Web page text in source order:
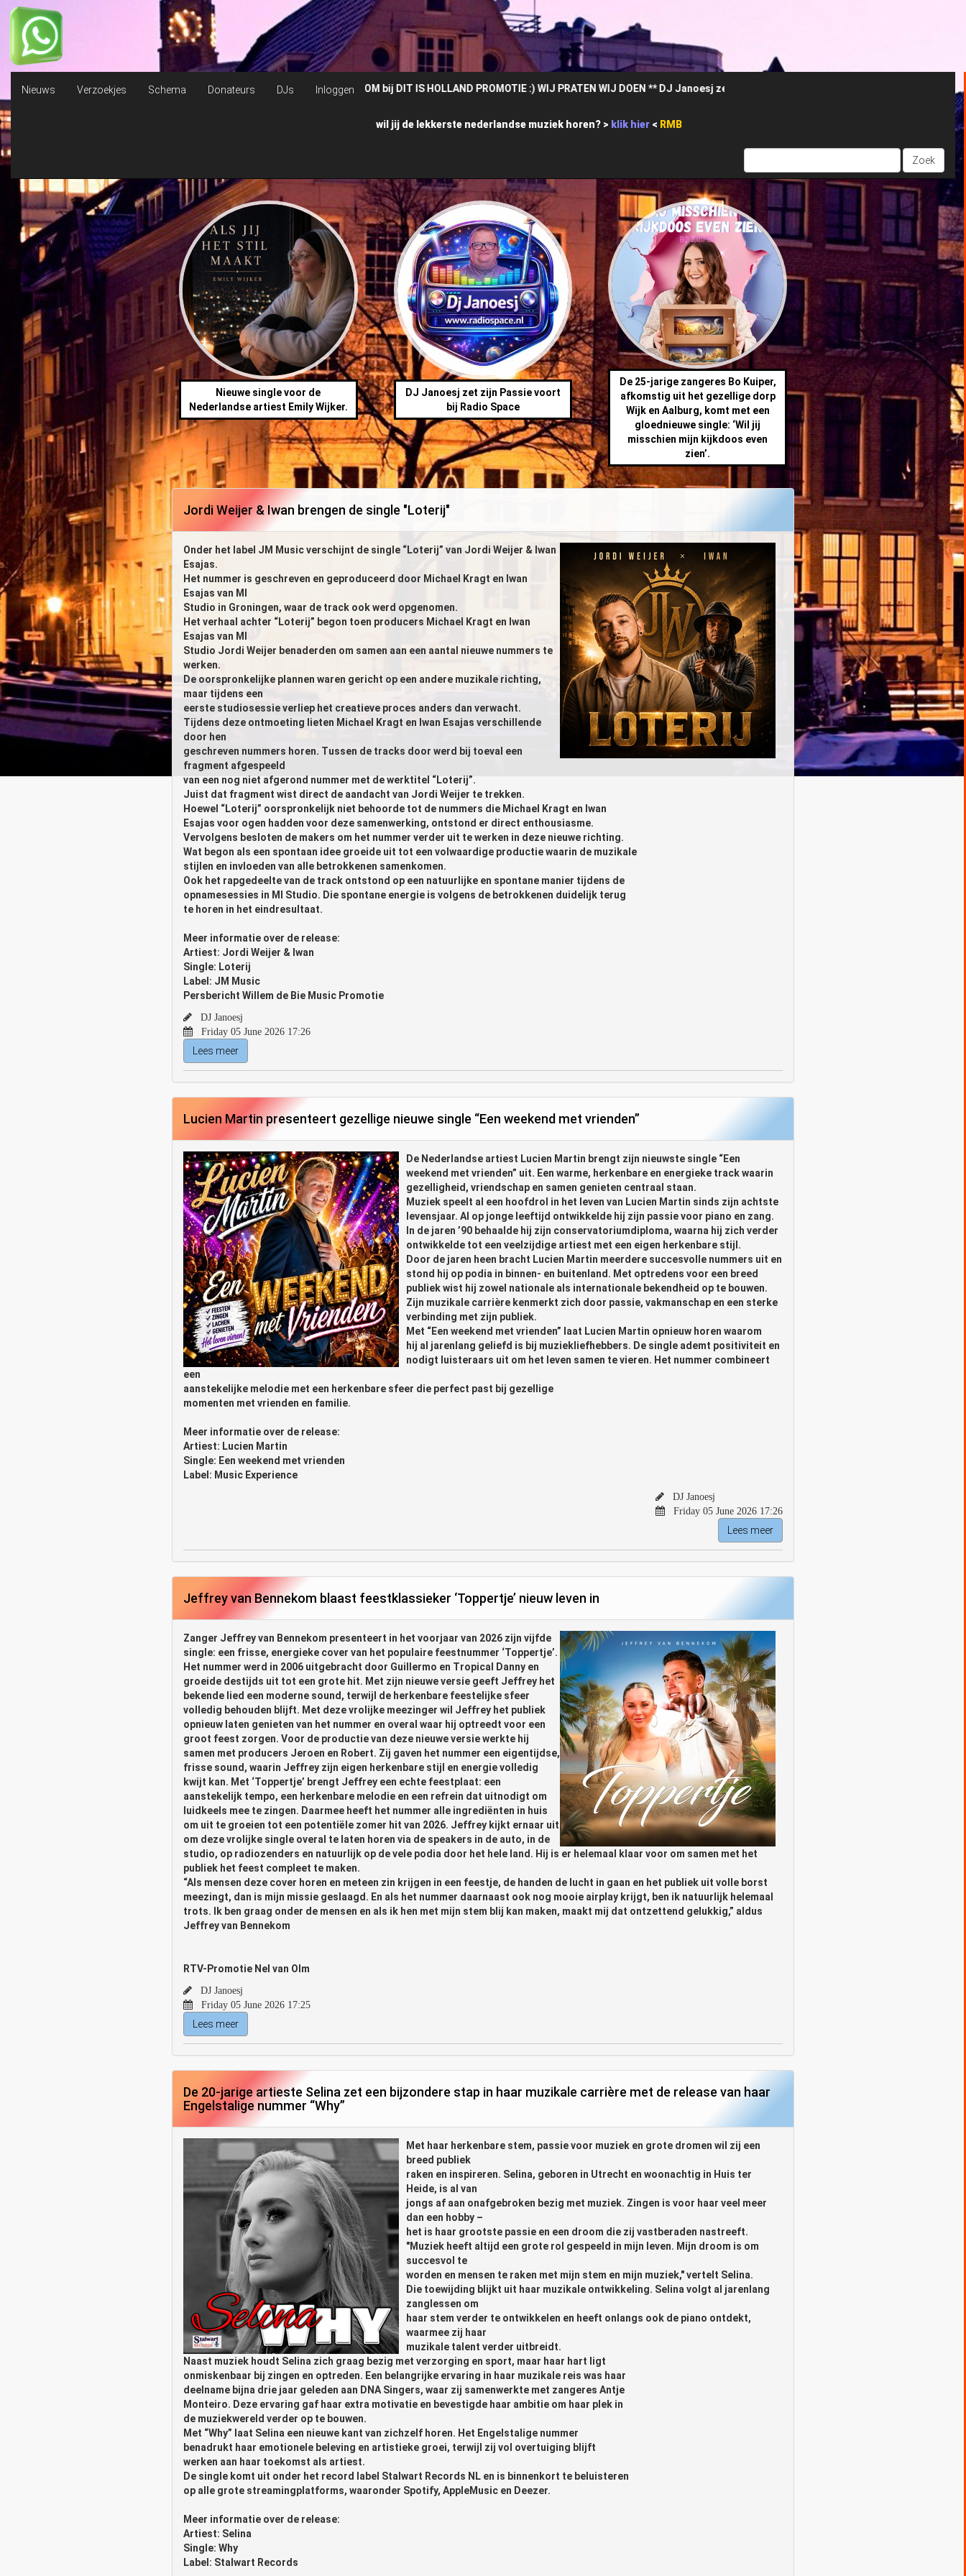
Nieuws Verzoekjes Schema Donateurs DJs Inloggen
WELKOM bij DIT IS HOLLAND PROMOTIE :) WIJ PRATEN WIJ DOEN ** DJ Janoesj zet zijn Passie voort bij Radio Space https://www.radiospace.nl/ **
wil jij de lekkerste nederlandse muziek horen? > klik hier < RMB
Zoek
Nieuwe single voor de
Nederlandse artiest Emily Wijker.
DJ Janoesj zet zijn Passie voort
bij Radio Space
De 25-jarige zangeres Bo Kuiper,
afkomstig uit het gezellige dorp
Wijk en Aalburg, komt met een
gloednieuwe single: ‘Wil jij
misschien mijn kijkdoos even
zien’.
Jordi Weijer & Iwan brengen de single "Loterij"
Onder het label JM Music verschijnt de single “Loterij” van Jordi Weijer & Iwan
Esajas.
Het nummer is geschreven en geproduceerd door Michael Kragt en Iwan
Esajas van MI
Studio in Groningen, waar de track ook werd opgenomen.
Het verhaal achter “Loterij” begon toen producers Michael Kragt en Iwan
Esajas van MI
Studio Jordi Weijer benaderden om samen aan een aantal nieuwe nummers te
werken.
De oorspronkelijke plannen waren gericht op een andere muzikale richting,
maar tijdens een
eerste studiosessie verliep het creatieve proces anders dan verwacht.
Tijdens deze ontmoeting lieten Michael Kragt en Iwan Esajas verschillende
door hen
geschreven nummers horen. Tussen de tracks door werd bij toeval een
fragment afgespeeld
van een nog niet afgerond nummer met de werktitel “Loterij”.
Juist dat fragment wist direct de aandacht van Jordi Weijer te trekken.
Hoewel “Loterij” oorspronkelijk niet behoorde tot de nummers die Michael Kragt en Iwan
Esajas voor ogen hadden voor deze samenwerking, ontstond er direct enthousiasme.
Vervolgens besloten de makers om het nummer verder uit te werken in deze nieuwe richting.
Wat begon als een spontaan idee groeide uit tot een volwaardige productie waarin de muzikale
stijlen en invloeden van alle betrokkenen samenkomen.
Ook het rapgedeelte van de track ontstond op een natuurlijke en spontane manier tijdens de
opnamesessies in MI Studio. Die spontane energie is volgens de betrokkenen duidelijk terug
te horen in het eindresultaat.
Meer informatie over de release:
Artiest: Jordi Weijer & Iwan
Single: Loterij
Label: JM Music
Persbericht Willem de Bie Music Promotie
DJ Janoesj
Friday 05 June 2026 17:26
Lees meer
Lucien Martin presenteert gezellige nieuwe single “Een weekend met vrienden”
De Nederlandse artiest Lucien Martin brengt zijn nieuwste single “Een
weekend met vrienden” uit. Een warme, herkenbare en energieke track waarin
gezelligheid, vriendschap en samen genieten centraal staan.
Muziek speelt al een hoofdrol in het leven van Lucien Martin sinds zijn achtste
levensjaar. Al op jonge leeftijd ontwikkelde hij zijn passie voor piano en zang.
In de jaren ’90 behaalde hij zijn conservatoriumdiploma, waarna hij zich verder
ontwikkelde tot een veelzijdige artiest met een eigen herkenbare stijl.
Door de jaren heen bracht Lucien Martin meerdere succesvolle nummers uit en
stond hij op podia in binnen- en buitenland. Met optredens voor een breed
publiek wist hij zowel nationale als internationale bekendheid op te bouwen.
Zijn muzikale carrière kenmerkt zich door passie, vakmanschap en een sterke
verbinding met zijn publiek.
Met “Een weekend met vrienden” laat Lucien Martin opnieuw horen waarom
hij al jarenlang geliefd is bij muziekliefhebbers. De single ademt positiviteit en
nodigt luisteraars uit om het leven samen te vieren. Het nummer combineert
een
aanstekelijke melodie met een herkenbare sfeer die perfect past bij gezellige
momenten met vrienden en familie.
Meer informatie over de release:
Artiest: Lucien Martin
Single: Een weekend met vrienden
Label: Music Experience
DJ Janoesj
Friday 05 June 2026 17:26
Lees meer
Jeffrey van Bennekom blaast feestklassieker ‘Toppertje’ nieuw leven in
Zanger Jeffrey van Bennekom presenteert in het voorjaar van 2026 zijn vijfde
single: een frisse, energieke cover van het populaire feestnummer ‘Toppertje’.
Het nummer werd in 2006 uitgebracht door Guillermo en Tropical Danny en
groeide destijds uit tot een grote hit. Met zijn nieuwe versie geeft Jeffrey het
bekende lied een moderne sound, terwijl de herkenbare feestelijke sfeer
volledig behouden blijft. Met deze vrolijke meezinger wil Jeffrey het publiek
opnieuw laten genieten van het nummer en overal waar hij optreedt voor een
groot feest zorgen. Voor de productie van deze nieuwe versie werkte hij
samen met producers Jeroen en Robert. Zij gaven het nummer een eigentijdse,
frisse sound, waarin Jeffrey zijn eigen herkenbare stijl en energie volledig
kwijt kan. Met ‘Toppertje’ brengt Jeffrey een echte feestplaat: een
aanstekelijk tempo, een herkenbare melodie en een refrein dat uitnodigt om
luidkeels mee te zingen. Daarmee heeft het nummer alle ingrediënten in huis
om uit te groeien tot een potentiële zomer hit van 2026. Jeffrey kijkt ernaar uit
om deze vrolijke single overal te laten horen via de speakers in de auto, in de
studio, op radiozenders en natuurlijk op de vele podia door het hele land. Hij is er helemaal klaar voor om samen met het
publiek het feest compleet te maken.
“Als mensen deze cover horen en meteen zin krijgen in een feestje, de handen de lucht in gaan en het publiek uit volle borst
meezingt, dan is mijn missie geslaagd. En als het nummer daarnaast ook nog mooie airplay krijgt, ben ik natuurlijk helemaal
trots. Ik ben graag onder de mensen en als ik hen met mijn stem blij kan maken, maakt mij dat ontzettend gelukkig,” aldus
Jeffrey van Bennekom
RTV-Promotie Nel van Olm
DJ Janoesj
Friday 05 June 2026 17:25
Lees meer
De 20-jarige artieste Selina zet een bijzondere stap in haar muzikale carrière met de release van haar
Engelstalige nummer “Why”
Met haar herkenbare stem, passie voor muziek en grote dromen wil zij een
breed publiek
raken en inspireren. Selina, geboren in Utrecht en woonachtig in Huis ter
Heide, is al van
jongs af aan onafgebroken bezig met muziek. Zingen is voor haar veel meer
dan een hobby –
het is haar grootste passie en een droom die zij vastberaden nastreeft.
"Muziek heeft altijd een grote rol gespeeld in mijn leven. Mijn droom is om
succesvol te
worden en mensen te raken met mijn stem en mijn muziek," vertelt Selina.
Die toewijding blijkt uit haar muzikale ontwikkeling. Selina volgt al jarenlang
zanglessen om
haar stem verder te ontwikkelen en heeft onlangs ook de piano ontdekt,
waarmee zij haar
muzikale talent verder uitbreidt.
Naast muziek houdt Selina zich graag bezig met verzorging en sport, maar haar hart ligt
onmiskenbaar bij zingen en optreden. Een belangrijke ervaring in haar muzikale reis was haar
deelname bijna drie jaar geleden aan DNA Singers, waar zij samenwerkte met zangeres Antje
Monteiro. Deze ervaring gaf haar extra motivatie en bevestigde haar ambitie om haar plek in
de muziekwereld verder op te bouwen.
Met “Why” laat Selina een nieuwe kant van zichzelf horen. Het Engelstalige nummer
benadrukt haar emotionele beleving en artistieke groei, terwijl zij vol overtuiging blijft
werken aan haar toekomst als artiest.
De single komt uit onder het record label Stalwart Records NL en is binnenkort te beluisteren
op alle grote streamingplatforms, waaronder Spotify, AppleMusic en Deezer.
Meer informatie over de release:
Artiest: Selina
Single: Why
Label: Stalwart Records